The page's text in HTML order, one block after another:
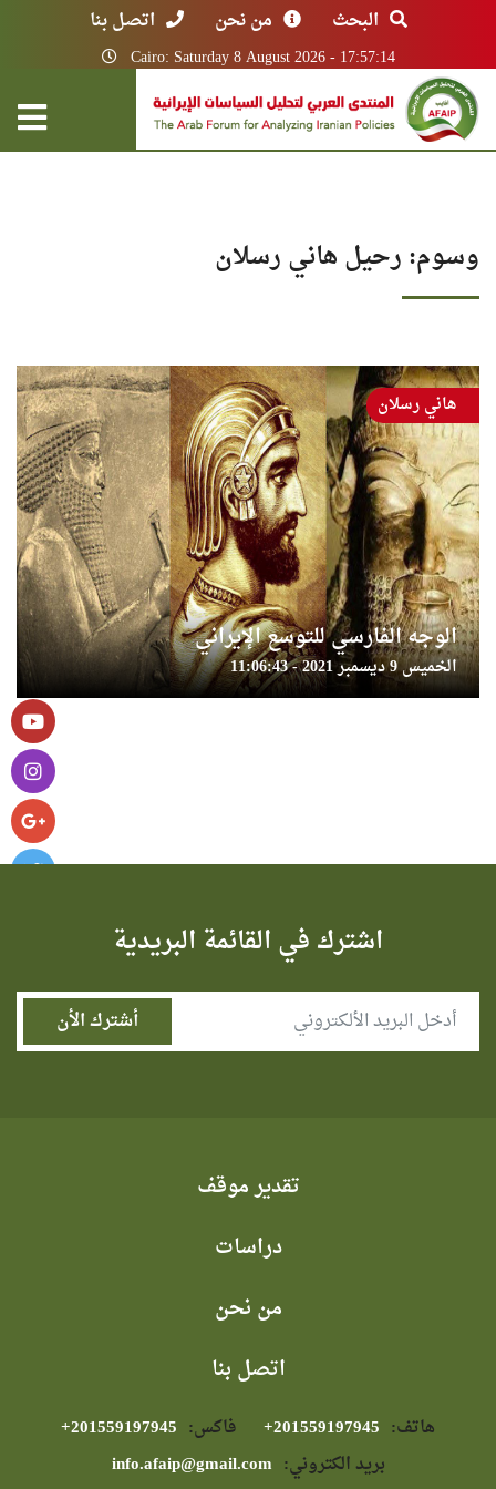
البحث من نحن اتصل بنا
Cairo: Saturday 8 August 2026 - 17:57:14
وسوم: رحيل هاني رسلان
الوجه الفارسي للتوسع الإيراني
الخميس 9 ديسمبر 2021 - 11:06:43
هاني رسلان
اشترك في القائمة البريدية
تقدير موقف
دراسات
من نحن
اتصل بنا
هاتف: فاكس:
بريد الكتروني: info.afaip@gmail.com